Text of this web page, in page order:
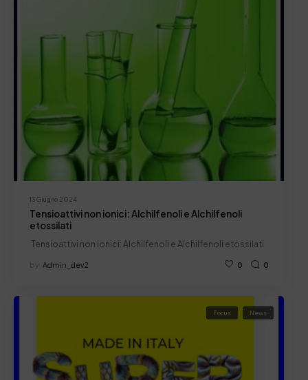
13 Giugno 2024
Tensioattivi non ionici: Alchilfenoli e Alchilfenoli
etossilati
Tensioattivi non ionici: Alchilfenoli e Alchilfenoli etossilati
by Admin_dev2 0 0
Focus News